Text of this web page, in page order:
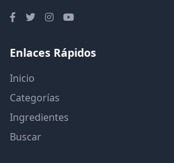
Enlaces Rápidos
Inicio
Categorías
Ingredientes
Buscar